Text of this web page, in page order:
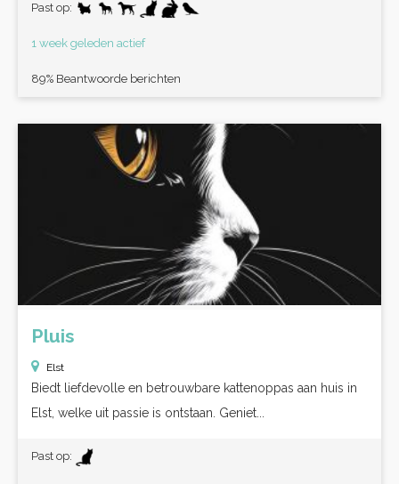
Past op:
1 week geleden actief
89% Beantwoorde berichten
Pluis
Elst
Biedt liefdevolle en betrouwbare kattenoppas aan huis in
Elst, welke uit passie is ontstaan. Geniet...
Past op: